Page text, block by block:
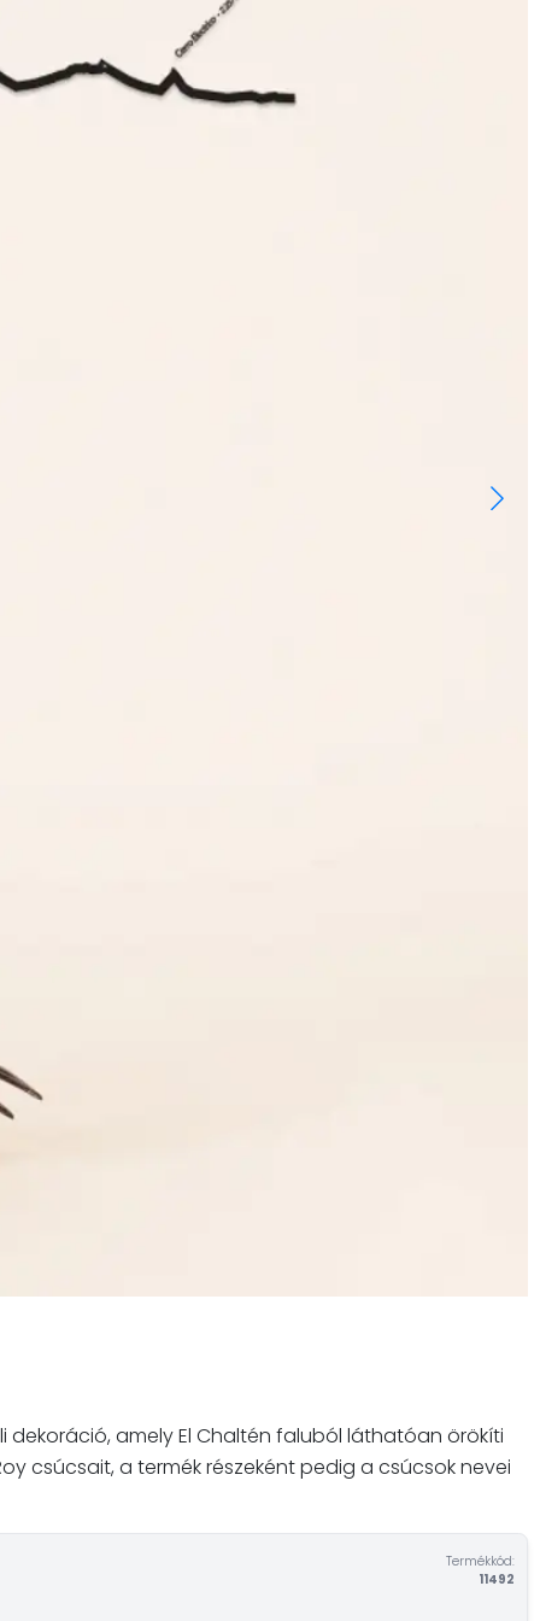
dekoráció, amely El Chaltén faluból láthatóan örökíti
csúcsait, a termék részeként pedig a csúcsok nevei
Termékkód:
11492